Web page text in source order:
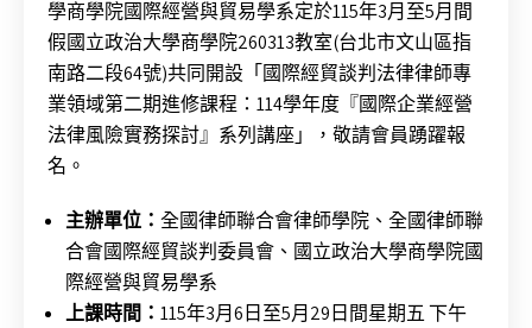
學商學院國際經營與貿易學系定於115年3月至5月間
假國立政治大學商學院260313教室(台北市文山區指
南路二段64號)共同開設「國際經貿談判法律律師專
業領域第二期進修課程：114學年度『國際企業經營
法律風險實務探討』系列講座」，敬請會員踴躍報
名。
主辦單位： 全國律師聯合會律師學院、全國律師聯
合會國際經貿談判委員會、國立政治大學商學院國
際經營與貿易學系
上課時間： 115年3月6日至5月29日間星期五 下午